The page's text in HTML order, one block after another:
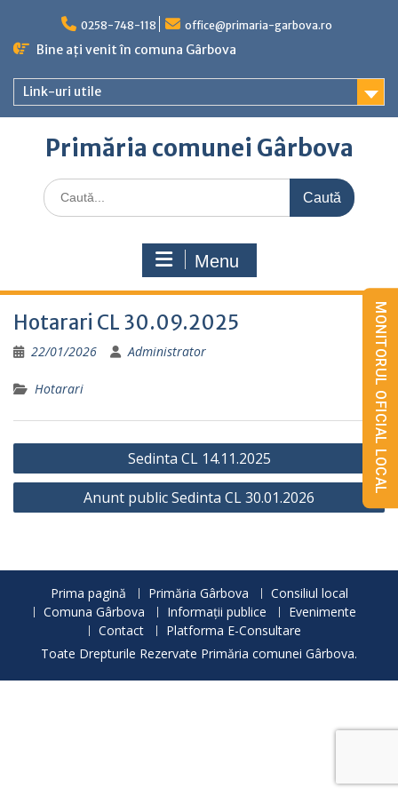
content
0258-748-118 office@primaria-garbova.ro
Bine ați venit în comuna Gârbova
Link-uri utile
Primăria comunei Gârbova
Caută
for:
Menu
Hotarari CL 30.09.2025
22/01/2026 Administrator
Hotarari
Navigare
în
Sedinta CL 14.11.2025
Anunt public Sedinta CL 30.01.2026
Prima pagină Primăria Gârbova
Consiliul local
Comuna Gârbova
Informații publice
Evenimente
Contact
Platforma E-Consultare
Toate Drepturile Rezervate Primăria comunei Gârbova.
MONITORUL OFICIAL LOCAL